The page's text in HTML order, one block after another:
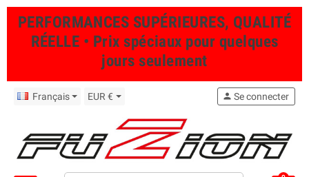
PERFORMANCES SUPÉRIEURES, QUALITÉ
RÉELLE • Prix spéciaux pour quelques
jours seulement
Français EUR € person Se connecter